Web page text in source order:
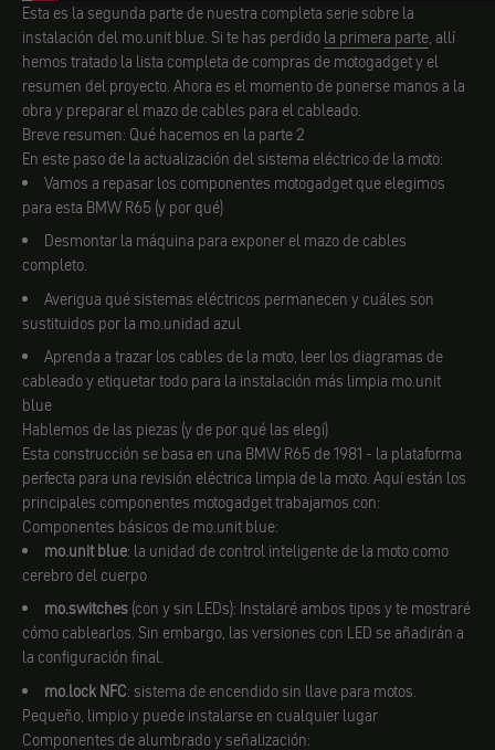
Esta es la segunda parte de nuestra completa serie sobre la
instalación del mo.unit blue. Si te has perdido la primera parte, allí
hemos tratado la lista completa de compras de motogadget y el
resumen del proyecto. Ahora es el momento de ponerse manos a la
obra y preparar el mazo de cables para el cableado.
Breve resumen: Qué hacemos en la parte 2
En este paso de la actualización del sistema eléctrico de la moto:
Vamos a repasar los componentes motogadget que elegimos
para esta BMW R65 (y por qué)
Desmontar la máquina para exponer el mazo de cables
completo.
Averigua qué sistemas eléctricos permanecen y cuáles son
sustituidos por la mo.unidad azul
Aprenda a trazar los cables de la moto, leer los diagramas de
cableado y etiquetar todo para la instalación más limpia mo.unit
blue
Hablemos de las piezas (y de por qué las elegí)
Esta construcción se basa en una BMW R65 de 1981 - la plataforma
perfecta para una revisión eléctrica limpia de la moto. Aquí están los
principales componentes motogadget trabajamos con:
Componentes básicos de mo.unit blue:
mo.unit blue: la unidad de control inteligente de la moto como
cerebro del cuerpo
mo.switches (con y sin LEDs): Instalaré ambos tipos y te mostraré
cómo cablearlos. Sin embargo, las versiones con LED se añadirán a
la configuración final.
mo.lock NFC: sistema de encendido sin llave para motos.
Pequeño, limpio y puede instalarse en cualquier lugar
Componentes de alumbrado y señalización: